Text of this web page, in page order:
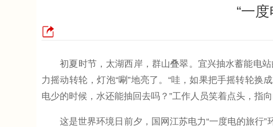
“一
初夏时节，太湖西岸，群山叠翠。宜兴抽水蓄能电站
力摇动转轮，灯泡“唰”地亮了。“哇，如果把手摇转轮换
电少的时候，水还能抽回去吗？”工作人员笑着点头，指向
这是世界环境日前夕，国网江苏电力“一度电的旅行”